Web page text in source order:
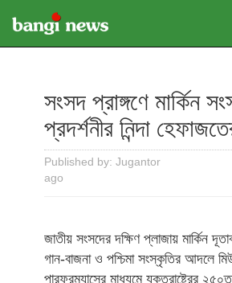
সংসদ প্রাঙ্গণে মার্কিন
প্রদর্শনীর নিন্দা
Published by: Jugantor
ago
জাতীয় সংসদের দক্ষিণ প্লাজায় মার্কিন
গান-বাজনা ও পশ্চিমা সংস্কৃতির আদলে
পারফরম্যান্সের মাধ্যমে যুক্তরাষ্ট্রের